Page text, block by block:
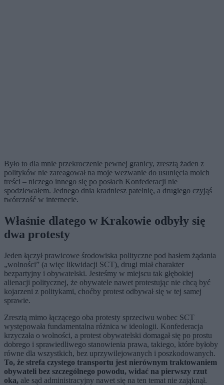
Było to dla mnie przekroczenie pewnej granicy, zresztą żaden z
polityków nie zareagował na moje wezwanie do usunięcia moich
treści – niczego innego się po posłach Konfederacji nie
spodziewałem. Jednego dnia kradniesz patelnię, a drugiego czyjąś
twórczość w internecie.
Właśnie dlatego w Krakowie odbyły się
dwa protesty
Jeden łączył prawicowe środowiska polityczne pod hasłem żądania
„wolności” (a więc likwidacji SCT), drugi miał charakter
bezpartyjny i obywatelski. Jesteśmy w miejscu tak głębokiej
alienacji politycznej, że obywatele nawet protestując nie chcą być
kojarzeni z politykami, choćby protest odbywał się w tej samej
sprawie.
Zresztą mimo łączącego oba protesty sprzeciwu wobec SCT
występowała fundamentalna różnica w ideologii. Konfederacja
krzyczała o wolności, a protest obywatelski domagał się po prostu
dobrego i sprawiedliwego stanowienia prawa, takiego, które byłoby
równe dla wszystkich, bez uprzywilejowanych i poszkodowanych.
To, że strefa czystego transportu jest nierównym traktowaniem
obywateli bez szczególnego powodu, widać na pierwszy rzut
oka, ale sąd administracyjny nawet się na ten temat nie zająknął.